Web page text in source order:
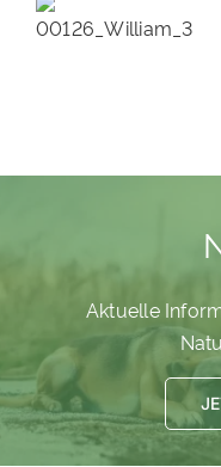
Aktuelle